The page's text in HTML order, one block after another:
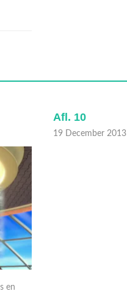
en
Afl. 10
19 December 2013